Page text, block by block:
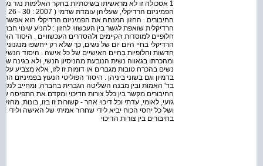
החיבורים . החזון המנחה את הפמיניזם הרדיקלי הוא
הרדיקלית שואפת לגשר בין העכשווי לחזון : להניע שינוי
חלופיים למוסדות הקיימים ולהסדרים העכשוויים . היסוד
הרדיקלי בחיי היום יום של נשים, כך שלא רק ייחשפו
חדשות וחלופיות בחיים האישיים של כל אישה . היסוד הנשי
ומהכרתו בגאווה נשית הנובעת מהניסיון הנשי, ולא בגינה
נשים בהכרח טובות מגברים או דומות זו לזו, אלא מצביע
בדמיון וגם בשוני ביניהן . היסוד הפוליטי הנעוץ בפמיניזם
בד' האמות ובין מבנה השליטה הגברית בחברה, ומחייב
החיבורים מקשר בין כלל צורות הדיכוי ומקדם את התפיסה
גזעי, לאומי, עדתי וכל דיכוי אחר - קשורות זו בזו, בונות,
ושל כל יחסי הכוח יביא לידי שחרור אמיתי של האישה ולידי
בחיבורים בין צורות הדיכוי